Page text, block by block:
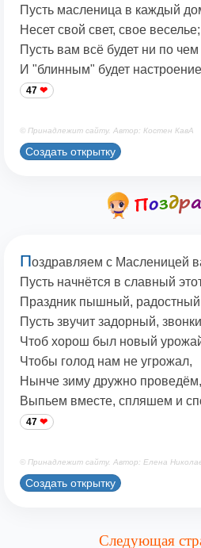
Пусть масленица в каждый
Несет свой свет, свое веселье;
Пусть вам всё будет ни по чем
И "блинным" будет
47
© Принадлежит сайту. Автор: Костен КавА
Создать открытку
Поздравляем с Масленицей
Пусть начнётся в славный
Праздник пышный, радостный
Пусть звучит задорный,
Чтоб хорош был новый
Чтобы голод нам не угрожал,
Нынче зиму дружно проведём,
Выпьем вместе, спляшем и
47
© Принадлежит сайту. Автор: Елена
Создать открытку
Следующая